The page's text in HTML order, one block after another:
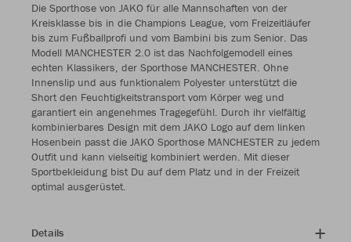
Die Sporthose von JAKO für alle Mannschaften von der
Kreisklasse bis in die Champions League, vom Freizeitläufer
bis zum Fußballprofi und vom Bambini bis zum Senior. Das
Modell MANCHESTER 2.0 ist das Nachfolgemodell eines
echten Klassikers, der Sporthose MANCHESTER. Ohne
Innenslip und aus funktionalem Polyester unterstützt die
Short den Feuchtigkeitstransport vom Körper weg und
garantiert ein angenehmes Tragegefühl. Durch ihr vielfältig
kombinierbares Design mit dem JAKO Logo auf dem linken
Hosenbein passt die JAKO Sporthose MANCHESTER zu jedem
Outfit und kann vielseitig kombiniert werden. Mit dieser
Sportbekleidung bist Du auf dem Platz und in der Freizeit
optimal ausgerüstet.
Details